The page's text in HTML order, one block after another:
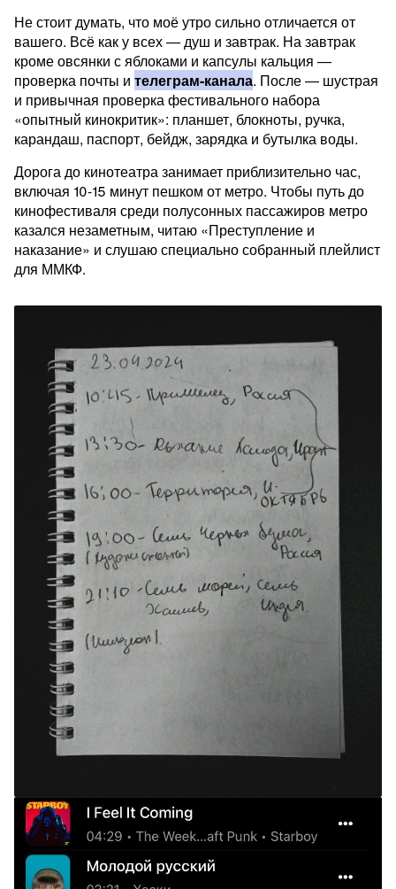
Не стоит думать, что моё утро сильно отличается от
вашего. Всё как у всех — душ и завтрак. На завтрак
кроме овсянки с яблоками и капсулы кальция —
проверка почты и телеграм-канала. После — шустрая
и привычная проверка фестивального набора
«опытный кинокритик»: планшет, блокноты, ручка,
карандаш, паспорт, бейдж, зарядка и бутылка воды.
Дорога до кинотеатра занимает приблизительно час,
включая 10-15 минут пешком от метро. Чтобы путь до
кинофестиваля среди полусонных пассажиров метро
казался незаметным, читаю «Преступление и
наказание» и слушаю специально собранный плейлист
для ММКФ.